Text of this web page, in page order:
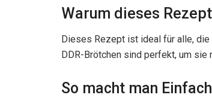
Warum dieses
Dieses Rezept ist ideal für alle,
DDR-Brötchen sind perfekt, um
So macht man